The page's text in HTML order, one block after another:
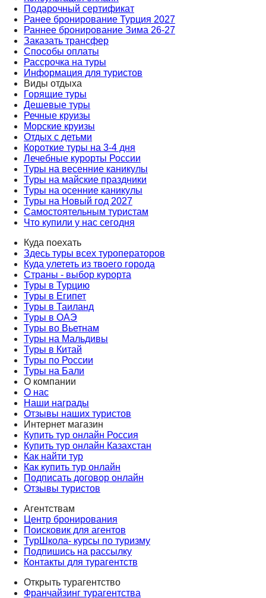
Подарочный сертификат
Ранее бронирование Турция 2027
Раннее бронирование Зима 26-27
Заказать трансфер
Способы оплаты
Рассрочка на туры
Информация для туристов
Виды отдыха
Горящие туры
Дешевые туры
Речные круизы
Морские круизы
Отдых с детьми
Короткие туры на 3-4 дня
Лечебные курорты России
Туры на весенние каникулы
Туры на майские праздники
Туры на осенние каникулы
Туры на Новый год 2027
Самостоятельным туристам
Что купили у нас сегодня
Куда поехать
Здесь туры всех туроператоров
Куда улететь из твоего города
Страны - выбор курорта
Туры в Турцию
Туры в Египет
Туры в Таиланд
Туры в ОАЭ
Туры во Вьетнам
Туры на Мальдивы
Туры в Китай
Туры по России
Туры на Бали
О компании
О нас
Наши награды
Отзывы наших туристов
Интернет магазин
Купить тур онлайн Россия
Купить тур онлайн Казахстан
Как найти тур
Как купить тур онлайн
Подписать договор онлайн
Отзывы туристов
Агентствам
Центр бронирования
Поисковик для агентов
ТурШкола- курсы по туризму
Подпишись на рассылку
Контакты для турагентств
Открыть турагентство
Франчайзинг турагентства